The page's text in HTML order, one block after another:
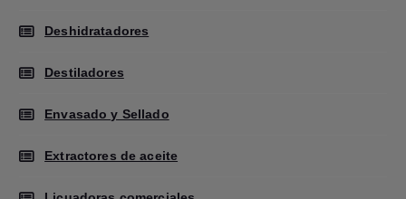
Deshidratadores
Destiladores
Envasado y Sellado
Extractores de aceite